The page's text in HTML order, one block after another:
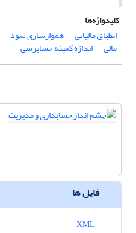
کلیدواژه‌ها
انطباق مالیاتی
هموارسازی سود
مالی اندازه کمیته حسابرسی
فایل ها